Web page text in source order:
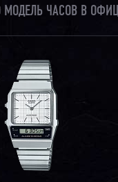
МОДЕЛЬ ЧАСОВ В